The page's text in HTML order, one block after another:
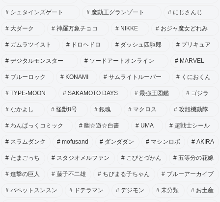
シュタインズゲート 魔動王グランゾート にじさんじ
大ダーク 神羅万象チョコ NIKKE おジャ魔女どれみ
ガムラツイスト ドロヘドロ ダッシュ四駆郎 プリキュア
デジタルモンスター ソードアートオンライン MARVEL
ブルーロック KONAMI サムライトルーパー くにおくん
TYPE-MOON SAKAMOTO DAYS 最強王図鑑 ゴジラ
なかよし 怪獣8号 銀魂 マクロス 攻殻機動隊
わんぱっくコミック 幽☆遊☆白書 UMA 超戦士シール
スラムダンク mofusand ダンダダン マシンロボ AKIRA
たまごっち スタジオメルファン こびとづかん 五等分の花嫁
進撃の巨人 藤子不二雄 ちびまる子ちゃん ブルーアーカイブ
パペットスンスン ドテラマン デジモン 未分類 お土産